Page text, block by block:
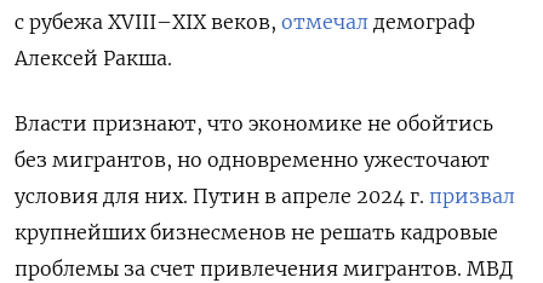
с рубежа XVIII–XIX веков, отмечал демограф
Алексей Ракша.
Власти признают, что экономике не обойтись
без мигрантов, но одновременно ужесточают
условия для них. Путин в апреле 2024 г. призвал
крупнейших бизнесменов не решать кадровые
проблемы за счет привлечения мигрантов. МВД